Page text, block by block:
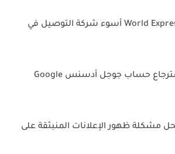
حقيقة شركة World Express أسوء شركة التوصيل في
شرح طريقة إسترجاع حساب جوجل أدسنس Google
مشكلة ظهور الإعلانات المنبثقة على